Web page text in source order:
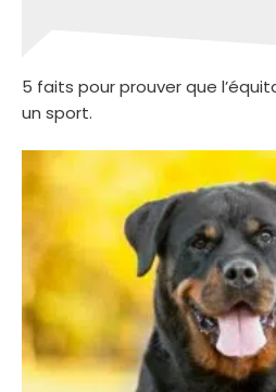
5 faits pour prouver que
un sport.